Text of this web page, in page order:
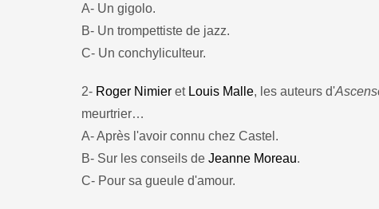
A- Un gigolo.
B- Un trompettiste de jazz.
C- Un conchyliculteur.
2- Roger Nimier et Louis Malle, les auteurs d'
meurtrier…
A- Après l'avoir connu chez Castel.
B- Sur les conseils de Jeanne Moreau.
C- Pour sa gueule d'amour.